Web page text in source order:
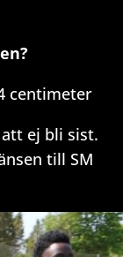
centimeter
ej bli sist.
till SM